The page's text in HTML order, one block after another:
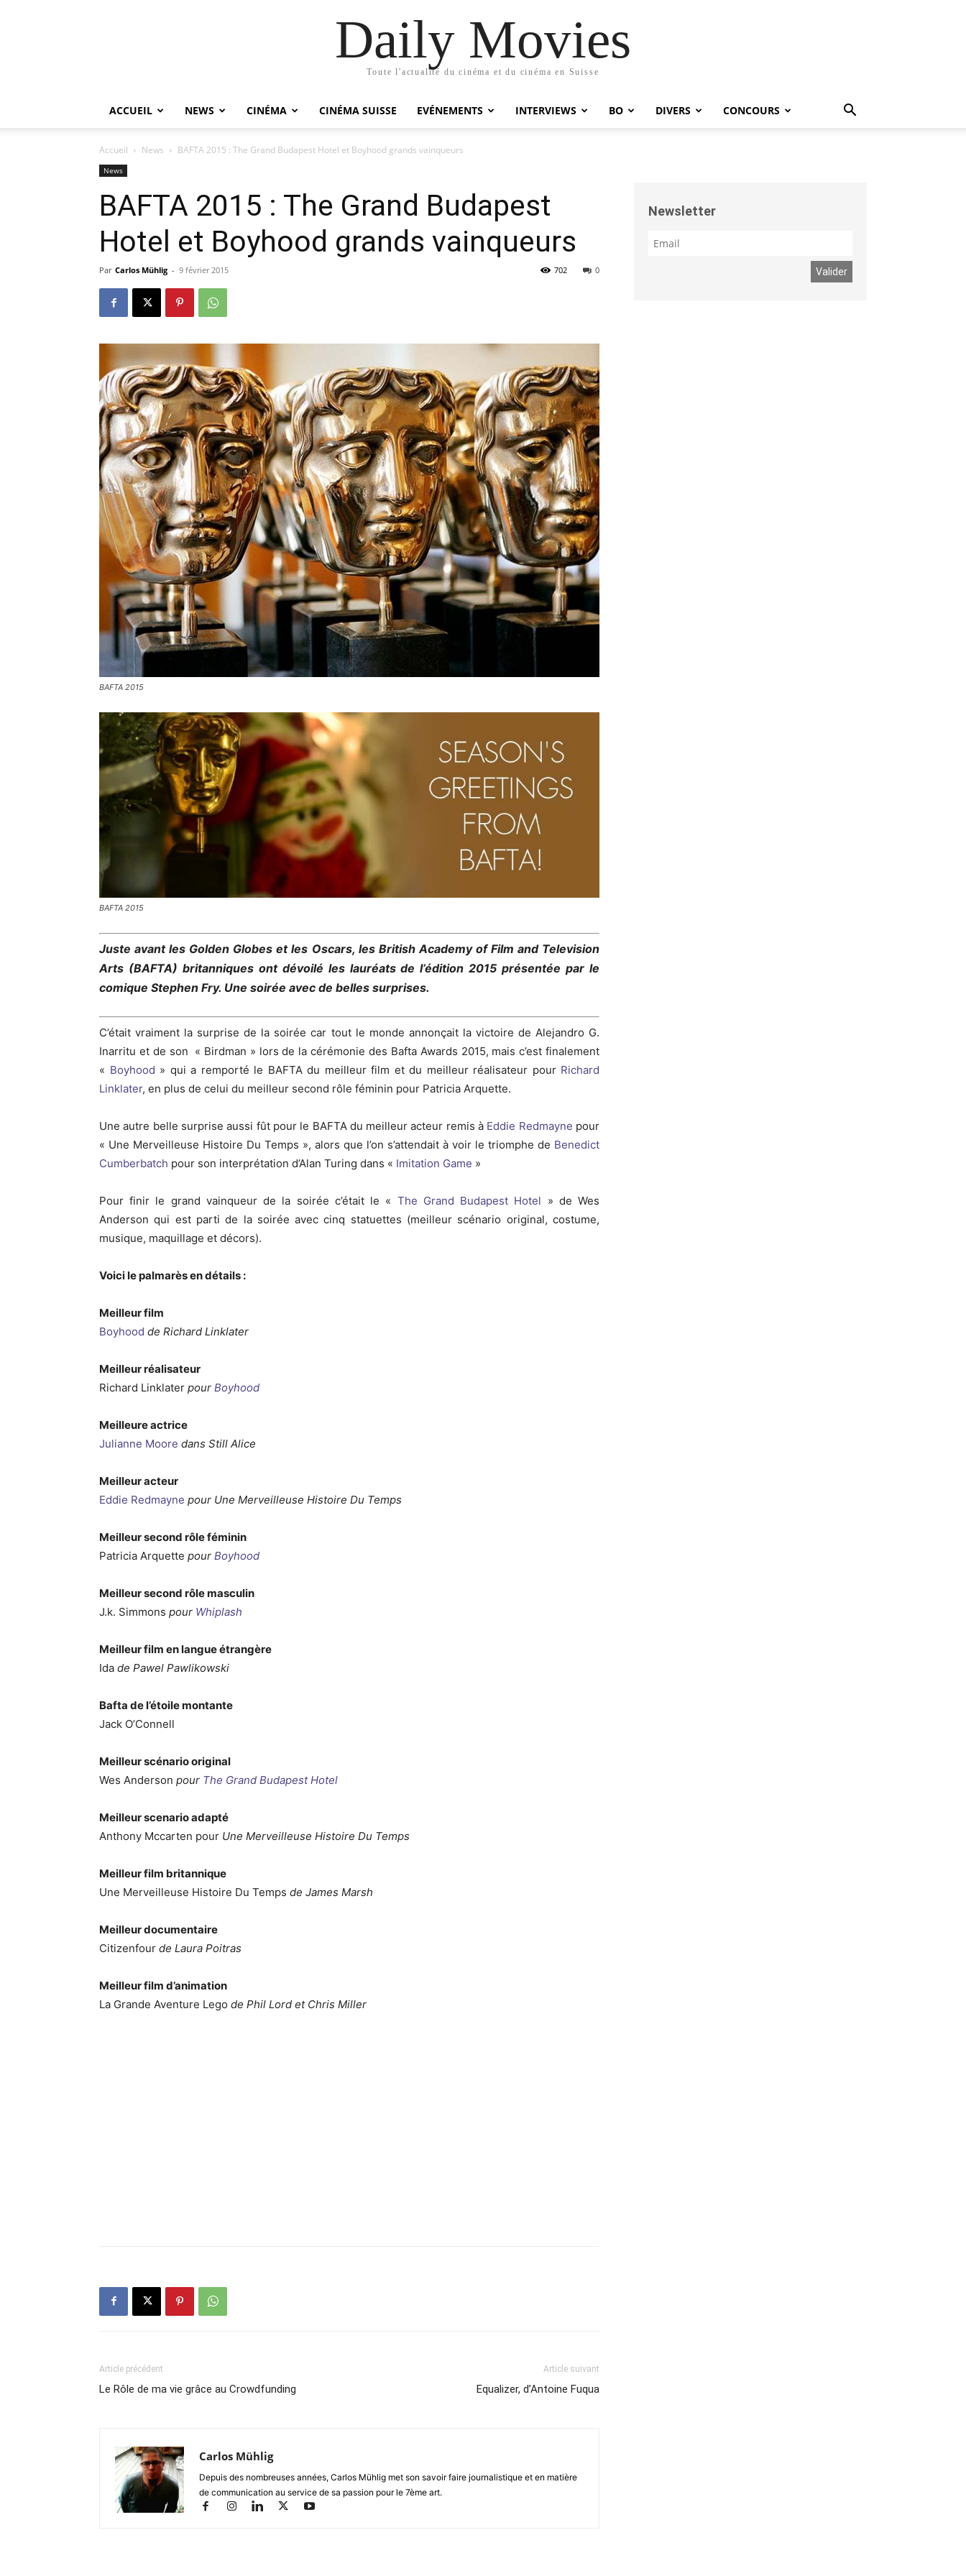
Daily Movies
Toute l'actualité du cinéma et du cinéma en Suisse
ACCUEIL NEWS CINÉMA CINÉMA SUISSE EVÉNEMENTS INTERVIEWS BO DIVERS CONCOURS
Accueil News BAFTA 2015 : The Grand Budapest Hotel et Boyhood grands vainqueurs
News
BAFTA 2015 : The Grand Budapest
Hotel et Boyhood grands vainqueurs
Par Carlos Mühlig - 9 février 2015 0
702
BAFTA 2015
BAFTA 2015
Juste avant les Golden Globes et les Oscars, les British Academy of Film and Television
Arts (BAFTA) britanniques ont dévoilé les lauréats de l’édition 2015 présentée par le
comique Stephen Fry. Une soirée avec de belles surprises.
C’était vraiment la surprise de la soirée car tout le monde annonçait la victoire de Alejandro G.
Inarritu et de son « Birdman » lors de la cérémonie des Bafta Awards 2015, mais c’est finalement
« Boyhood » qui a remporté le BAFTA du meilleur film et du meilleur réalisateur pour Richard
Linklater, en plus de celui du meilleur second rôle féminin pour Patricia Arquette.
Une autre belle surprise aussi fût pour le BAFTA du meilleur acteur remis à Eddie Redmayne pour
« Une Merveilleuse Histoire Du Temps », alors que l’on s’attendait à voir le triomphe de Benedict
Cumberbatch pour son interprétation d’Alan Turing dans « Imitation Game »
Pour finir le grand vainqueur de la soirée c’était le « The Grand Budapest Hotel » de Wes
Anderson qui est parti de la soirée avec cinq statuettes (meilleur scénario original, costume,
musique, maquillage et décors).
Voici le palmarès en détails :
Meilleur film
Boyhood de Richard Linklater
Meilleur réalisateur
Richard Linklater pour Boyhood
Meilleure actrice
Julianne Moore dans Still Alice
Meilleur acteur
Eddie Redmayne pour Une Merveilleuse Histoire Du Temps
Meilleur second rôle féminin
Patricia Arquette pour Boyhood
Meilleur second rôle masculin
J.k. Simmons pour Whiplash
Meilleur film en langue étrangère
Ida de Pawel Pawlikowski
Bafta de l’étoile montante
Jack O’Connell
Meilleur scénario original
Wes Anderson pour The Grand Budapest Hotel
Meilleur scenario adapté
Anthony Mccarten pour Une Merveilleuse Histoire Du Temps
Meilleur film britannique
Une Merveilleuse Histoire Du Temps de James Marsh
Meilleur documentaire
Citizenfour de Laura Poitras
Meilleur film d’animation
La Grande Aventure Lego de Phil Lord et Chris Miller
Article précédent
Le Rôle de ma vie grâce au Crowdfunding
Article suivant
Equalizer, d’Antoine Fuqua
Carlos Mühlig
Depuis des nombreuses années, Carlos Mühlig met son savoir faire journalistique et en matière
de communication au service de sa passion pour le 7ème art.
Newsletter